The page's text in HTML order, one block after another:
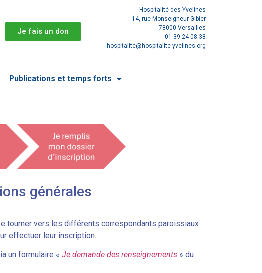
Je fais un don
Hospitalité des Yvelines
14, rue Monseigneur Gibier
78000 Versailles
01 39 24 08 38
hospitalite@hospitalite-yvelines.org
Publications et temps forts
générales
tourner vers les différents correspondants paroissiaux
effectuer leur inscription.
un formulaire « Je demande des renseignements » du